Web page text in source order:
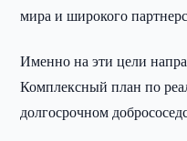
мира и широкого
Именно на эти цели
Комплексный план по
долгосрочном